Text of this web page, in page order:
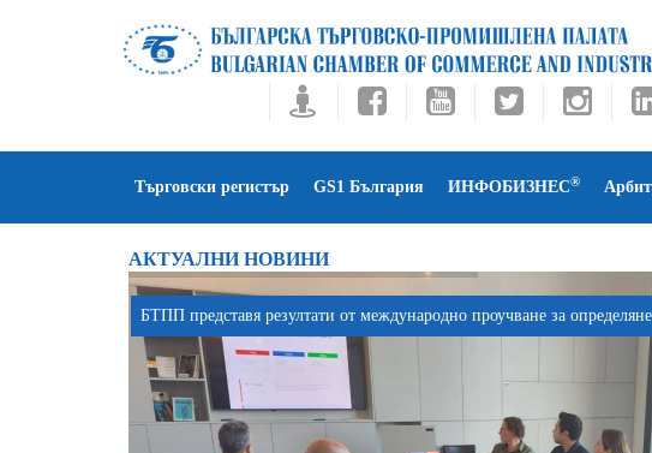
Търговски регистър GS1 България ИНФОБИЗНЕС®
АКТУАЛНИ НОВИНИ
БТПП представя резултати от международно проучване за